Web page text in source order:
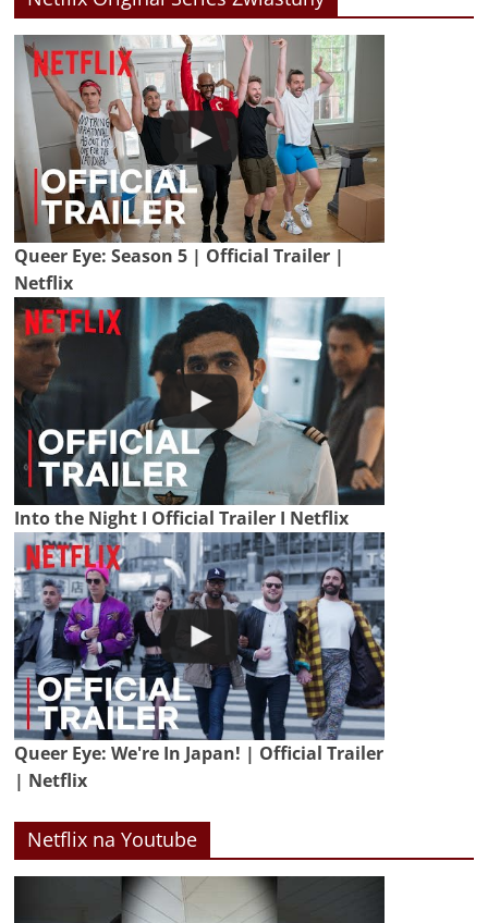
Queer Eye: Season 5 | Official Trailer |
Netflix
Into the Night I Official Trailer I Netflix
Queer Eye: We're In Japan! | Official Trailer
| Netflix
Netflix na Youtube